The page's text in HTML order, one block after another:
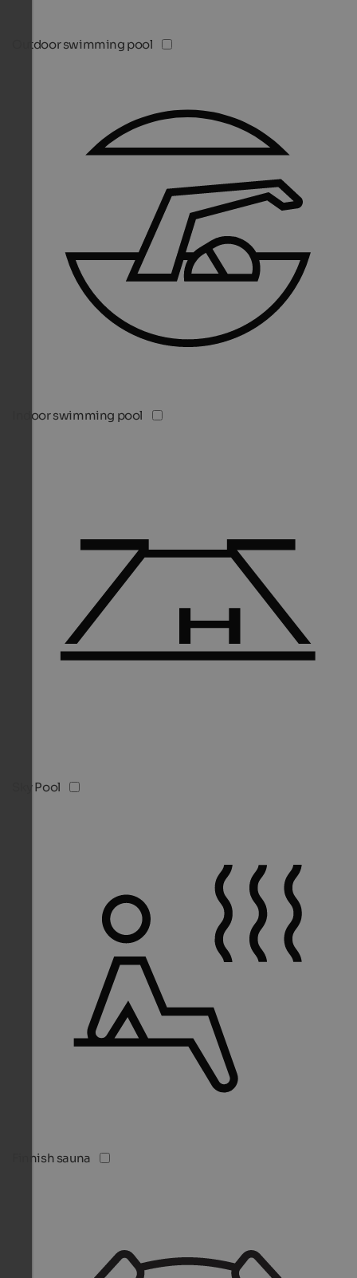
Outdoor swimming pool
Indoor swimming pool
Sky Pool
Finnish sauna